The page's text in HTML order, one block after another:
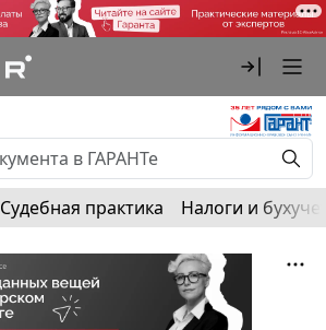
Судебная практика Налоги и